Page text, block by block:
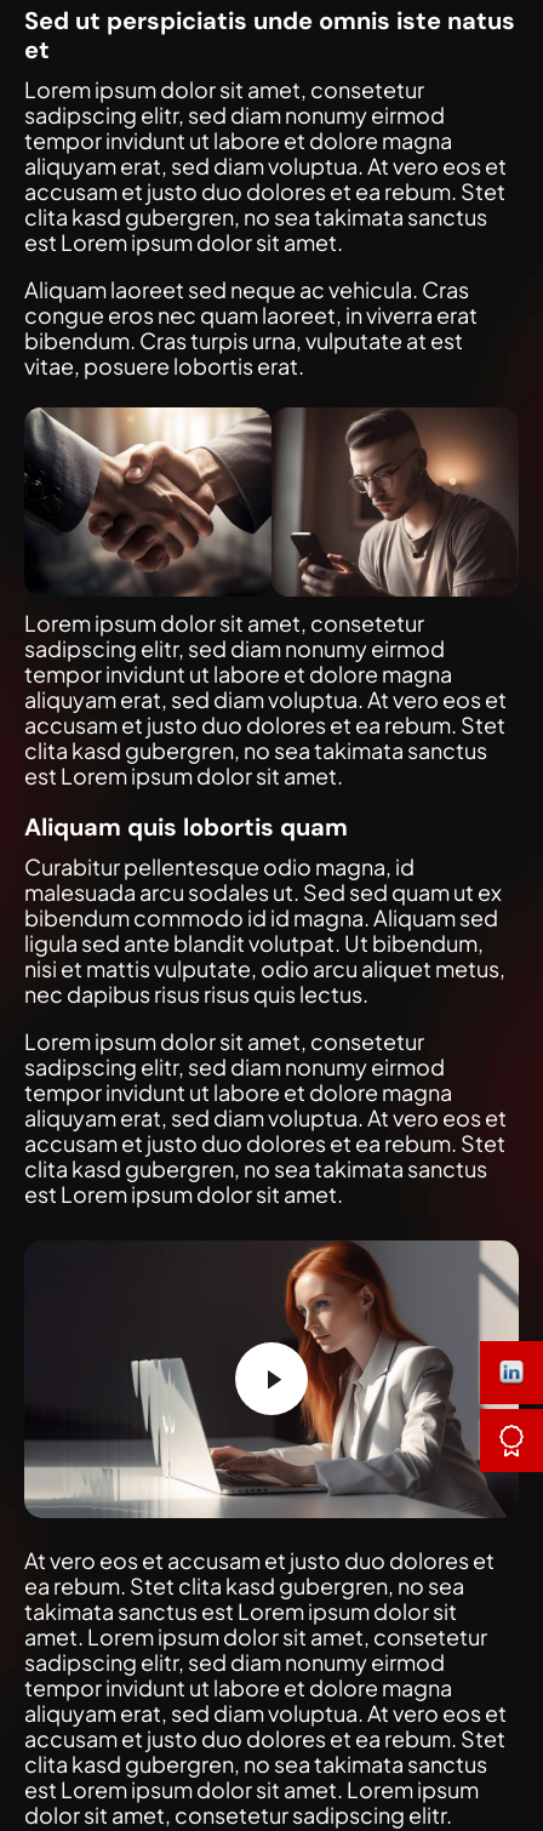
Sed ut perspiciatis unde omnis iste natus
et
Lorem ipsum dolor sit amet, consetetur
sadipscing elitr, sed diam nonumy eirmod
tempor invidunt ut labore et dolore magna
aliquyam erat, sed diam voluptua. At vero eos et
accusam et justo duo dolores et ea rebum. Stet
clita kasd gubergren, no sea takimata sanctus
est Lorem ipsum dolor sit amet.
Aliquam laoreet sed neque ac vehicula. Cras
congue eros nec quam laoreet, in viverra erat
bibendum. Cras turpis urna, vulputate at est
vitae, posuere lobortis erat.
Lorem ipsum dolor sit amet, consetetur
sadipscing elitr, sed diam nonumy eirmod
tempor invidunt ut labore et dolore magna
aliquyam erat, sed diam voluptua. At vero eos et
accusam et justo duo dolores et ea rebum. Stet
clita kasd gubergren, no sea takimata sanctus
est Lorem ipsum dolor sit amet.
Aliquam quis lobortis quam
Curabitur pellentesque odio magna, id
malesuada arcu sodales ut. Sed sed quam ut ex
bibendum commodo id id magna. Aliquam sed
ligula sed ante blandit volutpat. Ut bibendum,
nisi et mattis vulputate, odio arcu aliquet metus,
nec dapibus risus risus quis lectus.
Lorem ipsum dolor sit amet, consetetur
sadipscing elitr, sed diam nonumy eirmod
tempor invidunt ut labore et dolore magna
aliquyam erat, sed diam voluptua. At vero eos et
accusam et justo duo dolores et ea rebum. Stet
clita kasd gubergren, no sea takimata sanctus
est Lorem ipsum dolor sit amet.
At vero eos et accusam et justo duo dolores et
ea rebum. Stet clita kasd gubergren, no sea
takimata sanctus est Lorem ipsum dolor sit
amet. Lorem ipsum dolor sit amet, consetetur
sadipscing elitr, sed diam nonumy eirmod
tempor invidunt ut labore et dolore magna
aliquyam erat, sed diam voluptua. At vero eos et
accusam et justo duo dolores et ea rebum. Stet
clita kasd gubergren, no sea takimata sanctus
est Lorem ipsum dolor sit amet. Lorem ipsum
dolor sit amet, consetetur sadipscing elitr.